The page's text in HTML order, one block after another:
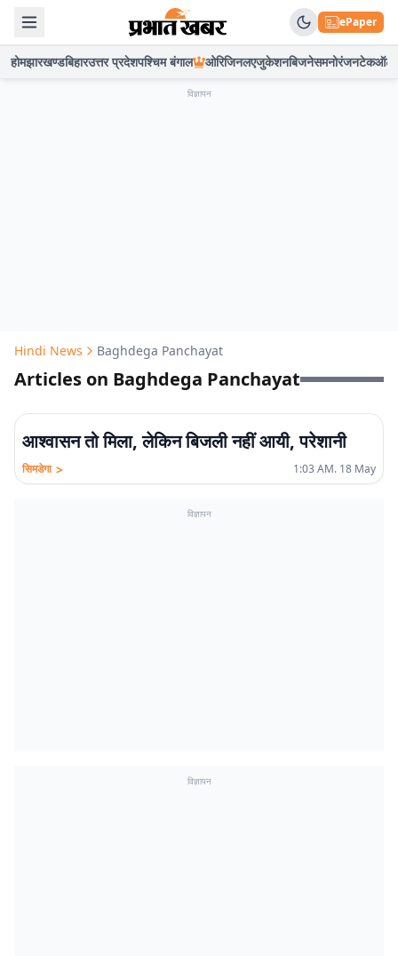
ePaper
होमझारखण्डबिहारउत्तर प्रदेशपश्चिम बंगाल ओरिजिनलएजुकेशनबिजनेसमनोरंजनटेकऑटो
विज्ञापन
Hindi News Baghdega Panchayat
Articles on Baghdega Panchayat
आश्वासन तो मिला, लेकिन बिजली नहीं आयी, परेशानी
सिमडेगा > 1:03 AM. 18 May
विज्ञापन
विज्ञापन